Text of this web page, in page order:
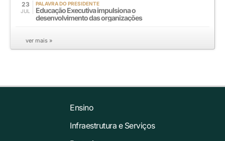
23
JUL
PALAVRA DO PRESIDENTE
Educação Executiva impulsiona o
desenvolvimento das organizações
ver mais »
Ensino
Infraestrutura e Serviços